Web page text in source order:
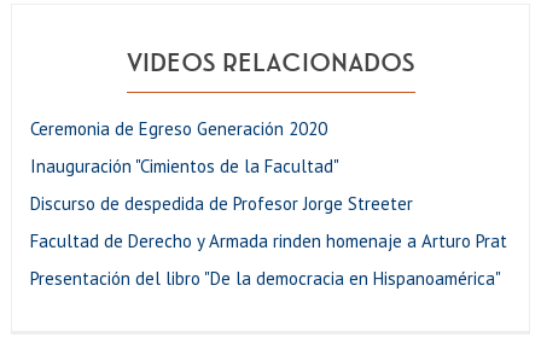
VIDEOS RELACIONADOS
Ceremonia de Egreso Generación 2020
Inauguración "Cimientos de la Facultad"
Discurso de despedida de Profesor Jorge Streeter
Facultad de Derecho y Armada rinden homenaje a Arturo Prat
Presentación del libro "De la democracia en Hispanoamérica"